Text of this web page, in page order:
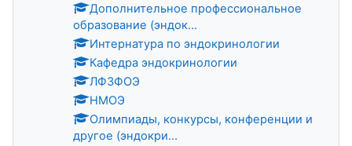
Дополнительное профессиональное
образование (эндок...
Интернатура по эндокринологии
Кафедра эндокринологии
ЛФЗФОЭ
НМОЭ
Олимпиады, конкурсы, конференции и
другое (эндокри...